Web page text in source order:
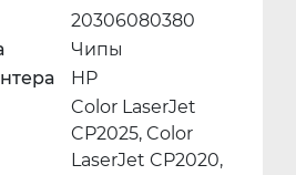
20306080380
Чипы
HP
Color LaserJet
CP2025, Color
LaserJet CP2020,